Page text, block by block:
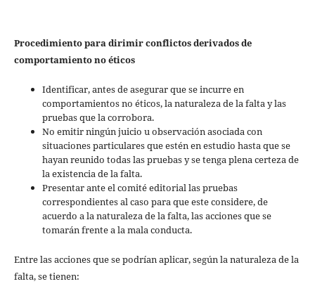
Procedimiento para dirimir conflictos derivados de
comportamiento no éticos
Identificar, antes de asegurar que se incurre en
comportamientos no éticos, la naturaleza de la falta y las
pruebas que la corrobora.
No emitir ningún juicio u observación asociada con
situaciones particulares que estén en estudio hasta que se
hayan reunido todas las pruebas y se tenga plena certeza de
la existencia de la falta.
Presentar ante el comité editorial las pruebas
correspondientes al caso para que este considere, de
acuerdo a la naturaleza de la falta, las acciones que se
tomarán frente a la mala conducta.
Entre las acciones que se podrían aplicar, según la naturaleza de la
falta, se tienen: